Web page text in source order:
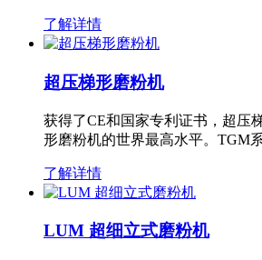
了解详情
超压梯形磨粉机
获得了CE和国家专利证书，超压
形磨粉机的世界最高水平。TGM
了解详情
LUM 超细立式磨粉机